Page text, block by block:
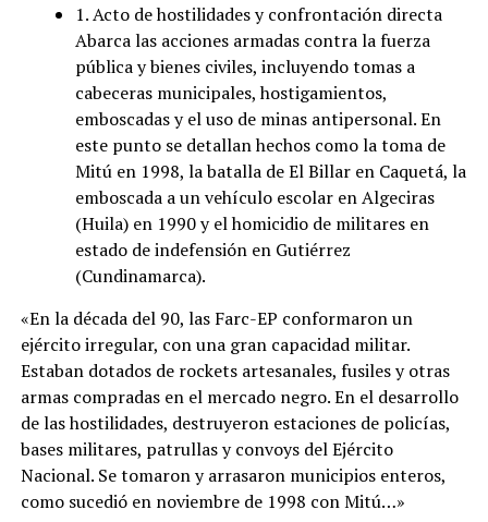
1. Acto de hostilidades y confrontación directa
Abarca las acciones armadas contra la fuerza
pública y bienes civiles, incluyendo tomas a
cabeceras municipales, hostigamientos,
emboscadas y el uso de minas antipersonal. En
este punto se detallan hechos como la toma de
Mitú en 1998, la batalla de El Billar en Caquetá, la
emboscada a un vehículo escolar en Algeciras
(Huila) en 1990 y el homicidio de militares en
estado de indefensión en Gutiérrez
(Cundinamarca).
«En la década del 90, las Farc-EP conformaron un
ejército irregular, con una gran capacidad militar.
Estaban dotados de rockets artesanales, fusiles y otras
armas compradas en el mercado negro. En el desarrollo
de las hostilidades, destruyeron estaciones de policías,
bases militares, patrullas y convoys del Ejército
Nacional. Se tomaron y arrasaron municipios enteros,
como sucedió en noviembre de 1998 con Mitú…»